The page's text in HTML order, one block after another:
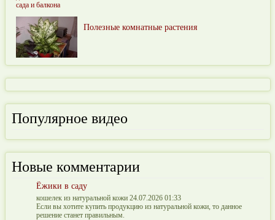
Полезные комнатные растения
Популярное видео
Новые комментарии
Ёжики в саду
кошелек из натуральной кожи 24.07.2026 01:33
Если вы хотите купить продукцию из натуральной кожи, то данное
решение станет правильным.